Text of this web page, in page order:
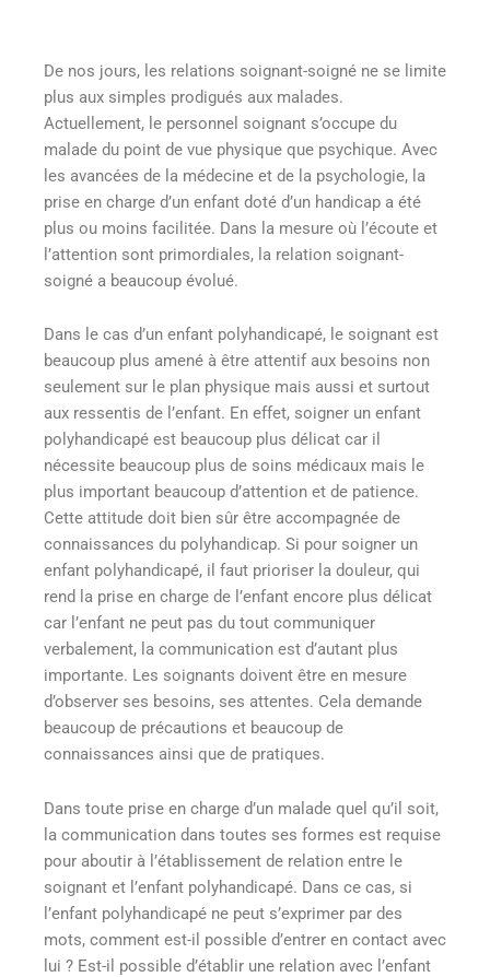
De nos jours, les relations soignant-soigné ne se limite
plus aux simples prodigués aux malades.
Actuellement, le personnel soignant s’occupe du
malade du point de vue physique que psychique. Avec
les avancées de la médecine et de la psychologie, la
prise en charge d’un enfant doté d’un handicap a été
plus ou moins facilitée. Dans la mesure où l’écoute et
l’attention sont primordiales, la relation soignant-
soigné a beaucoup évolué.
Dans le cas d’un enfant polyhandicapé, le soignant est
beaucoup plus amené à être attentif aux besoins non
seulement sur le plan physique mais aussi et surtout
aux ressentis de l’enfant. En effet, soigner un enfant
polyhandicapé est beaucoup plus délicat car il
nécessite beaucoup plus de soins médicaux mais le
plus important beaucoup d’attention et de patience.
Cette attitude doit bien sûr être accompagnée de
connaissances du polyhandicap. Si pour soigner un
enfant polyhandicapé, il faut prioriser la douleur, qui
rend la prise en charge de l’enfant encore plus délicat
car l’enfant ne peut pas du tout communiquer
verbalement, la communication est d’autant plus
importante. Les soignants doivent être en mesure
d’observer ses besoins, ses attentes. Cela demande
beaucoup de précautions et beaucoup de
connaissances ainsi que de pratiques.
Dans toute prise en charge d’un malade quel qu’il soit,
la communication dans toutes ses formes est requise
pour aboutir à l’établissement de relation entre le
soignant et l’enfant polyhandicapé. Dans ce cas, si
l’enfant polyhandicapé ne peut s’exprimer par des
mots, comment est-il possible d’entrer en contact avec
lui ? Est-il possible d’établir une relation avec l’enfant